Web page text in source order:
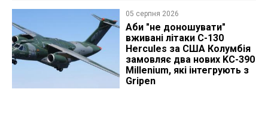
05 серпня 2026
Аби "не доношувати"
вживані літаки C-130
Hercules за США Колумбія
замовляє два нових KC-390
Millenium, які інтегрують з
Gripen